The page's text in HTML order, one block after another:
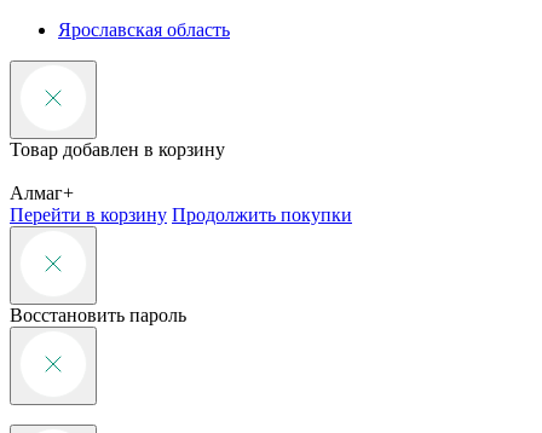
Ярославская область
Товар добавлен в корзину
Алмаг+
Перейти в корзину Продолжить покупки
Восстановить пароль